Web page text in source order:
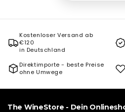
Kostenloser Versand ab
€120
in Deutschland
Direktimporte - beste Preise
ohne Umwege
The WineStore - Dein